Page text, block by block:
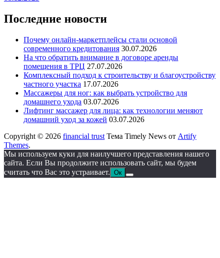
Последние новости
Почему онлайн-маркетплейсы стали основой
современного кредитования 30.07.2026
На что обратить внимание в договоре аренды
помещения в ТРЦ 27.07.2026
Комплексный подход к строительству и благоустройству
частного участка 17.07.2026
Массажеры для ног: как выбрать устройство для
домашнего ухода 03.07.2026
Лифтинг массажер для лица: как технологии меняют
домашний уход за кожей 03.07.2026
Copyright © 2026 financial trust Тема Timely News от Artify
Themes.
Мы используем куки для наилучшего представления нашего
сайта. Если Вы продолжите использовать сайт, мы будем
считать что Вас это устраивает. Ок